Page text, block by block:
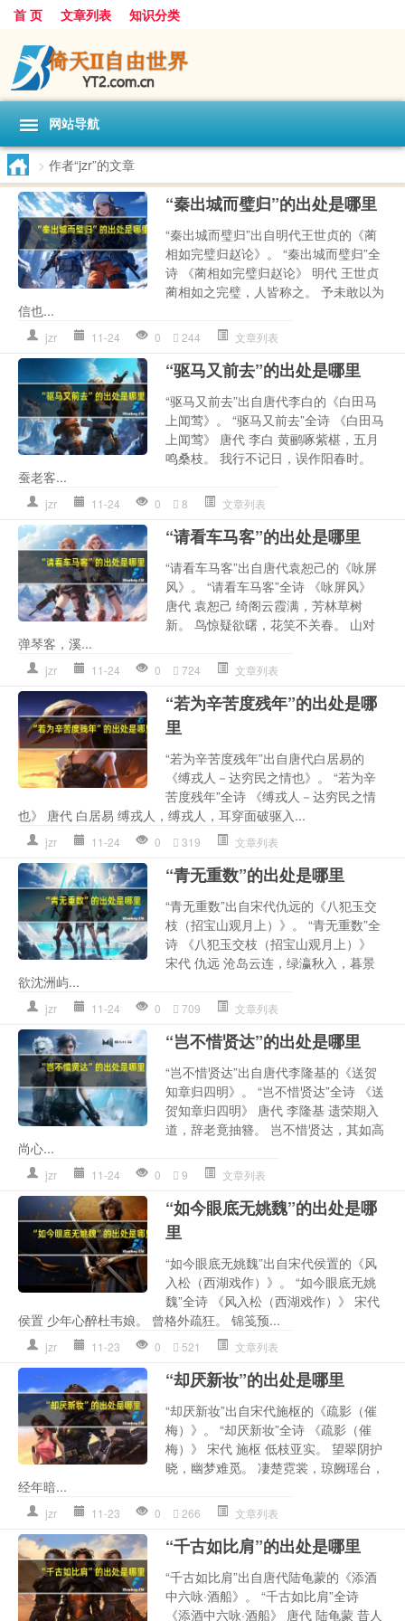
首 页 文章列表 知识分类
网站导航
> 作者“jzr”的文章
“秦出城而璧归”的出处是哪里
“秦出城而璧归”出自明代王世贞的《蔺
相如完璧归赵论》。 “秦出城而璧归”全
诗 《蔺相如完璧归赵论》 明代 王世贞
蔺相如之完璧，人皆称之。 予未敢以为
信也...
jzr 11-24 0 244 文章列表
“驱马又前去”的出处是哪里
“驱马又前去”出自唐代李白的《白田马
上闻莺》。 “驱马又前去”全诗 《白田马
上闻莺》 唐代 李白 黄鹂啄紫椹，五月
鸣桑枝。 我行不记日，误作阳春时。
蚕老客...
jzr 11-24 0 8 文章列表
“请看车马客”的出处是哪里
“请看车马客”出自唐代袁恕己的《咏屏
风》。 “请看车马客”全诗 《咏屏风》
唐代 袁恕己 绮阁云霞满，芳林草树
新。 鸟惊疑欲曙，花笑不关春。 山对
弹琴客，溪...
jzr 11-24 0 724 文章列表
“若为辛苦度残年”的出处是哪
里
“若为辛苦度残年”出自唐代白居易的
《缚戎人－达穷民之情也》。 “若为辛
苦度残年”全诗 《缚戎人－达穷民之情
也》 唐代 白居易 缚戎人，缚戎人，耳穿面破驱入...
jzr 11-24 0 319 文章列表
“青无重数”的出处是哪里
“青无重数”出自宋代仇远的《八犯玉交
枝（招宝山观月上）》。 “青无重数”全
诗 《八犯玉交枝（招宝山观月上）》
宋代 仇远 沧岛云连，绿瀛秋入，暮景
欲沈洲屿...
jzr 11-24 0 709 文章列表
“岂不惜贤达”的出处是哪里
“岂不惜贤达”出自唐代李隆基的《送贺
知章归四明》。 “岂不惜贤达”全诗 《送
贺知章归四明》 唐代 李隆基 遗荣期入
道，辞老竟抽簪。 岂不惜贤达，其如高
尚心...
jzr 11-24 0 9 文章列表
“如今眼底无姚魏”的出处是哪
里
“如今眼底无姚魏”出自宋代侯置的《风
入松（西湖戏作）》。 “如今眼底无姚
魏”全诗 《风入松（西湖戏作）》 宋代
侯置 少年心醉杜韦娘。 曾格外疏狂。 锦笺预...
jzr 11-23 0 521 文章列表
“却厌新妆”的出处是哪里
“却厌新妆”出自宋代施枢的《疏影（催
梅）》。 “却厌新妆”全诗 《疏影（催
梅）》 宋代 施枢 低枝亚实。 望翠阴护
晓，幽梦难觅。 凄楚霓裳，琼阙瑶台，
经年暗...
jzr 11-23 0 266 文章列表
“千古如比肩”的出处是哪里
“千古如比肩”出自唐代陆龟蒙的《添酒
中六咏·酒船》。 “千古如比肩”全诗
《添酒中六咏·酒船》 唐代 陆龟蒙 昔人